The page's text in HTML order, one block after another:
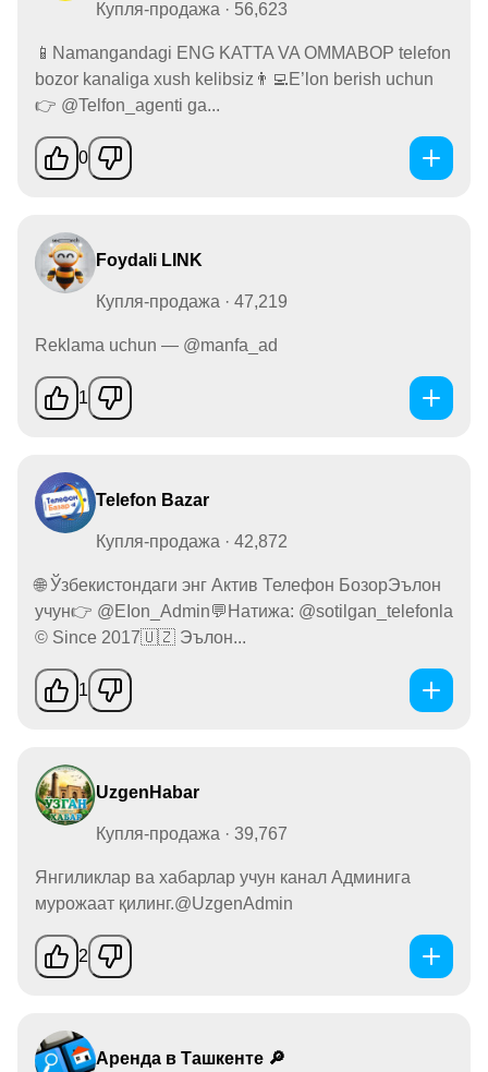
Купля-продажа · 56,623
📱Namangandagi ENG KATTA VA OMMABOP telefon
bozor kanaliga xush kelibsiz👨‍💻E’lon berish uchun
👉 @Telfon_agenti ga...
0
Foydali LINK
Купля-продажа · 47,219
Reklama uchun — @manfa_ad
1
Telefon Bazar
Купля-продажа · 42,872
🌐 Ўзбекистондаги энг Актив Телефон БозорЭълон
учун👉 @EIon_Admin💬Натижа: @sotilgan_telefonla
©️ Since 2017🇺🇿 Эълон...
1
UzgenHabar
Купля-продажа · 39,767
Янгиликлар ва хабарлар учун канал Админига
мурожаат қилинг.@UzgenAdmin
2
Аренда в Ташкенте 🔎